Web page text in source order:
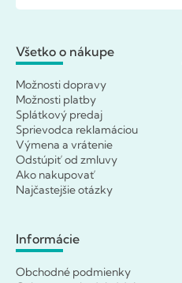
Všetko o nákupe
Možnosti dopravy
Možnosti platby
Splátkový predaj
Sprievodca reklamáciou
Výmena a vrátenie
Odstúpiť od zmluvy
Ako nakupovať
Najčastejšie otázky
Informácie
Obchodné podmienky